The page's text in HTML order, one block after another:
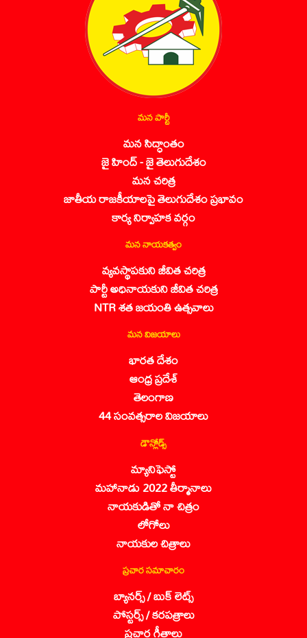
మన పార్టీ
మన సిద్ధాంతం
జై హింద్ - జై తెలుగుదేశం
మన చరిత్ర
జాతీయ రాజకీయాలపై తెలుగుదేశం ప్రభావం
కార్య నిర్వాహక వర్గం
మన నాయకత్వం
వ్యవస్థాపకుని జీవిత చరిత్ర
పార్టీ అధినాయకుని జీవిత చరిత్ర
NTR శత జయంతి ఉత్సవాలు
మన విజయాలు
భారత దేశం
ఆంధ్ర ప్రదేశ్
తెలంగాణ
44 సంవత్సరాల విజయాలు
డౌన్లోడ్స్
మ్యానిఫెస్టో
మహానాడు 2022 తీర్మానాలు
నాయకుడితో నా చిత్రం
లోగోలు
నాయకుల చిత్రాలు
ప్రచార సమాచారం
బ్యానర్స్ / బుక్ లెట్స్
పోస్టర్స్ / కరపత్రాలు
ప్రచార గీతాలు